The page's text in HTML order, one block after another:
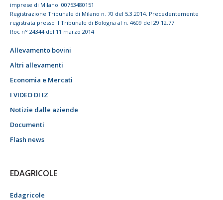
imprese di Milano: 00753480151
Registrazione Tribunale di Milano n. 70 del 5.3.2014. Precedentemente
registrata presso il Tribunale di Bologna al n. 4609 del 29.12.77
Roc n° 24344 del 11 marzo 2014
Allevamento bovini
Altri allevamenti
Economia e Mercati
I VIDEO DI IZ
Notizie dalle aziende
Documenti
Flash news
EDAGRICOLE
Edagricole